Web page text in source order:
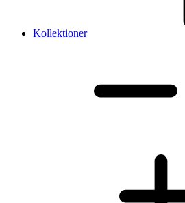
Kollektioner